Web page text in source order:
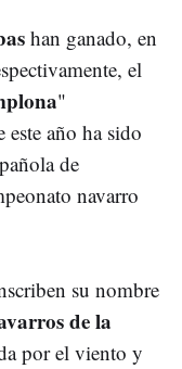
han ganado, en
el
"
este año ha sido
de
navarro
su nombre
de la
por el viento y